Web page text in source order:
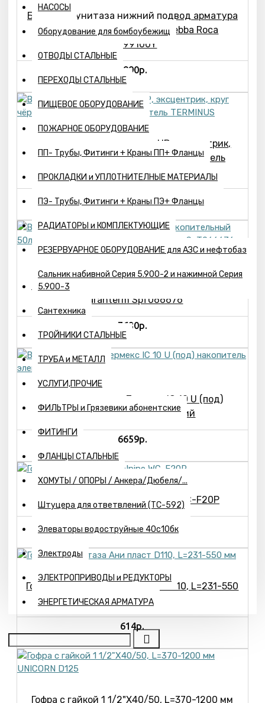
НАСОСЫ
Оборудование для бомбоубежищ
ОТВОДЫ СТАЛЬНЫЕ
ПЕРЕХОДЫ СТАЛЬНЫЕ
ПИЩЕВОЕ ОБОРУДОВАНИЕ
ПОЖАРНОЕ ОБОРУДОВАНИЕ
ПП- Трубы, Фитинги + Краны ПП+ Фланцы
ПРОКЛАДКИ и УПЛОТНИТЕЛНЫЕ МАТЕРИАЛЫ
ПЭ- Трубы, Фитинги + Краны ПЭ+ Фланцы
РАДИАТОРЫ и КОМПЛЕКТУЮЩИЕ
РЕЗЕРВУАРНОЕ ОБОРУДОВАНИЕ для АЗС и нефтобаз
Сальник набивной Серия 5.900-2 и нажимной Серия
5.900-3
Сантехника
ТРОЙНИКИ СТАЛЬНЫЕ
ТРУБА и МЕТАЛЛ
УСЛУГИ,ПРОЧИЕ
ФИЛЬТРЫ и Грязевики абонентские
ФИТИНГИ
ФЛАНЦЫ СТАЛЬНЫЕ
ХОМУТЫ / ОПОРЫ / Анкера/Дюбеля/...
Штуцера для ответвлений (ТС-592)
Элеваторы водоструйные 40с10бк
Электроды
ЭЛЕКТРОПРИВОДЫ и РЕДУКТОРЫ
ЭНЕРГЕТИЧЕСКАЯ АРМАТУРА
Бачок для унитаза нижний подвод арматура
2/реж слив кнопка белый Debba Roca
34199100Y
4990р.
Вентиль угл. 3/4"х1/2" ВР-НР, эксцентрик,
круг чёрный матовый 9005, отражатель
TERMINUS
6192р.
Водонагревател электрический
накопительный 50л верт ER 50 V Н1,Д5кСВт
Garanterm SpT066676
7680р.
Водонагреватель Термекс IC 10 U (под)
накопитель электрический
6659р.
Гофра для унитаза McAlpine WC-F20P
1986р.
Гофра для унитаза Ани пласт D110, L=231-550
мм
614р.
Гофра с гайкой 1 1/2"X40/50, L=370-1200 мм